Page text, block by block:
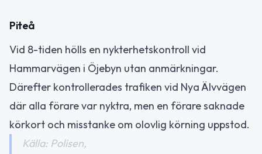
Piteå
Vid 8-tiden hölls en nykterhetskontroll vid
Hammarvägen i Öjebyn utan anmärkningar.
Därefter kontrollerades trafiken vid Nya Älvvägen
där alla förare var nyktra, men en förare saknade
körkort och misstanke om olovlig körning uppstod.
Källa: Polisen,